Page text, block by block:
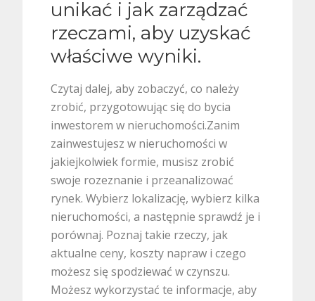
unikać i jak zarządzać
rzeczami, aby uzyskać
właściwe wyniki.
Czytaj dalej, aby zobaczyć, co należy
zrobić, przygotowując się do bycia
inwestorem w nieruchomości.Zanim
zainwestujesz w nieruchomości w
jakiejkolwiek formie, musisz zrobić
swoje rozeznanie i przeanalizować
rynek. Wybierz lokalizację, wybierz kilka
nieruchomości, a następnie sprawdź je i
porównaj. Poznaj takie rzeczy, jak
aktualne ceny, koszty napraw i czego
możesz się spodziewać w czynszu.
Możesz wykorzystać te informacje, aby